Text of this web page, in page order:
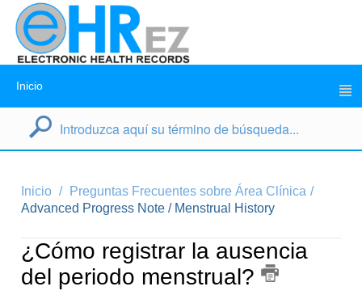
Inicio
Inicio
Preguntas Frecuentes sobre Área Clínica
Advanced Progress Note / Menstrual History
¿Cómo registrar la ausencia
del periodo menstrual?